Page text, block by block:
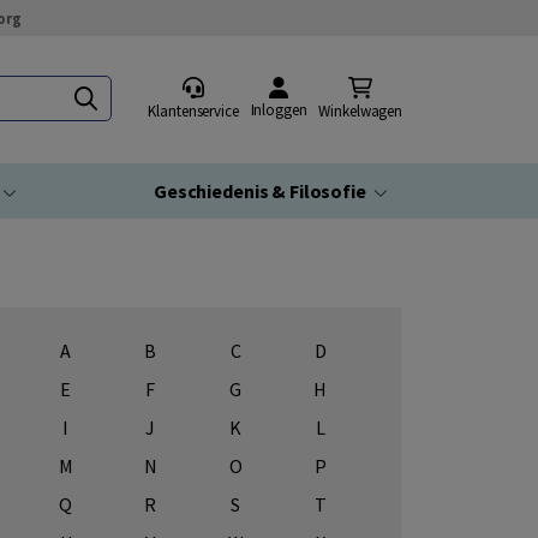
Klantenservice Inloggen Winkelwagen
Geschiedenis & Filosofie
A B C
D
E
F G
H
I
J K
L
M
N O
P
Q
R S
T